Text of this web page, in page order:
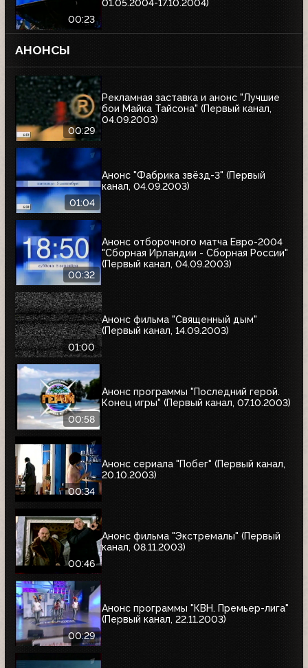
00:23
01.05.2004-17.10.2004)
АНОНСЫ
00:29
Рекламная заставка и анонс "Лучшие
бои Майка Тайсона" (Первый канал,
04.09.2003)
01:04
Анонс "Фабрика звёзд-3" (Первый
канал, 04.09.2003)
00:32
Анонс отборочного матча Евро-2004
"Сборная Ирландии - Сборная России"
(Первый канал, 04.09.2003)
01:00
Анонс фильма "Священный дым"
(Первый канал, 14.09.2003)
00:58
Анонс программы "Последний герой.
Конец игры" (Первый канал, 07.10.2003)
00:34
Анонс сериала "Побег" (Первый канал,
20.10.2003)
00:46
Анонс фильма "Экстремалы" (Первый
канал, 08.11.2003)
00:29
Анонс программы "КВН. Премьер-лига"
(Первый канал, 22.11.2003)